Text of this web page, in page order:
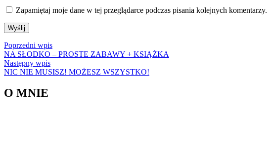
Zapamiętaj moje dane w tej przeglądarce podczas pisania kolejnych komentarzy.
Poprzedni wpisPoprzedni
wpis:
NA SŁODKO – PROSTE ZABAWY + KSIĄŻKA
Następny wpisNastępny
wpis:
NIC NIE MUSISZ! MOŻESZ WSZYSTKO!
O MNIE